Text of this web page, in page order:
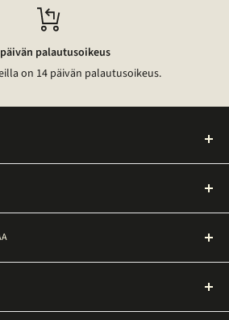
palautusoikeus
on 14 päivän palautusoikeus.
klo 10–17 osoitteessa
kulta- ja timanttikoruihin sekä tehdä
korut löytyvät verkkokaupasta,
ottamalla yhteyttä
(UKK)